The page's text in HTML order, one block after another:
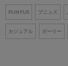
PUNYUS プニュズ
カジュアル ガーリー